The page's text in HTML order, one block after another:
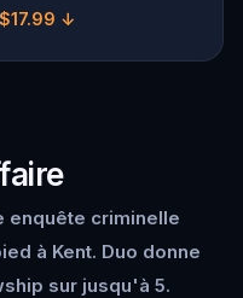
↓
enquête criminelle
à Kent. Duo donne
sur jusqu'à 5.